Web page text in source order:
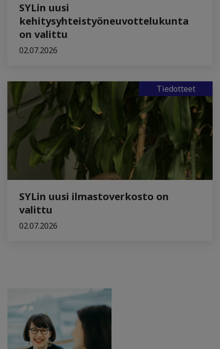
SYLin uusi
kehitysyhteistyöneuvottelukunta
on valittu
02.07.2026
Tiedotteet
SYLin uusi ilmastoverkosto on
valittu
02.07.2026